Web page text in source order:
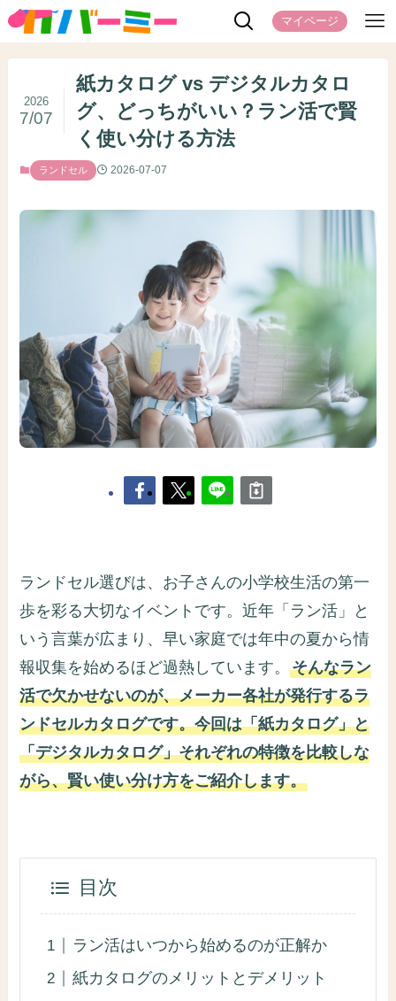
マイページ
紙カタログ vs デジタルカタロ
グ、どっちがいい？ラン活で賢
く使い分ける方法
2026
7/07
ランドセル 2026-07-07
ランドセル選びは、お子さんの小学校生活の第一
歩を彩る大切なイベントです。近年「ラン活」と
いう言葉が広まり、早い家庭では年中の夏から情
報収集を始めるほど過熱しています。そんなラン
活で欠かせないのが、メーカー各社が発行するラ
ンドセルカタログです。今回は「紙カタログ」と
「デジタルカタログ」それぞれの特徴を比較しな
がら、賢い使い分け方をご紹介します。
目次
ラン活はいつから始めるのが正解か
紙カタログのメリットとデメリット